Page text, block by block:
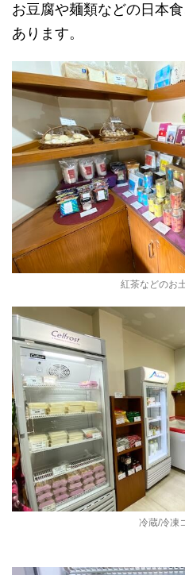
お豆腐や麺類などの日本
あります。
紅茶などのお
冷蔵/冷凍